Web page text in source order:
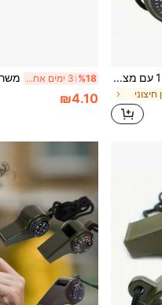
משרוקית הישרדות חירום 3 ב-1 עם מצפן ומדחום - מושלם לקמפינג, טיולים, הרפתקאות בחוץ, שופטים ומעודדות %18 3 ימים אחרונים
₪4.10